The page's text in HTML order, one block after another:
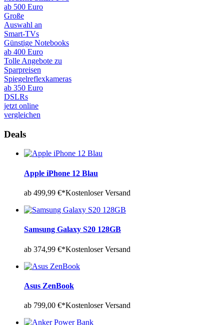
ab 500 Euro
Große
Auswahl an
Smart-TVs
Günstige Notebooks
ab 400 Euro
Tolle Angebote zu
Sparpreisen
Spiegelreflexkameras
ab 350 Euro
DSLRs
jetzt online
vergleichen
Deals
Apple iPhone 12 Blau
ab 499,99 €*Kostenloser Versand
Samsung Galaxy S20 128GB
ab 374,99 €*Kostenloser Versand
Asus ZenBook
ab 799,00 €*Kostenloser Versand